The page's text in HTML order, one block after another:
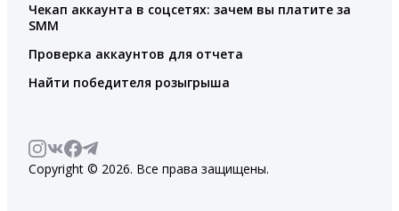
Чекап аккаунта в соцсетях: зачем вы платите за
SMM
Проверка аккаунтов для отчета
Найти победителя розыгрыша
Copyright © 2026. Все права защищены.